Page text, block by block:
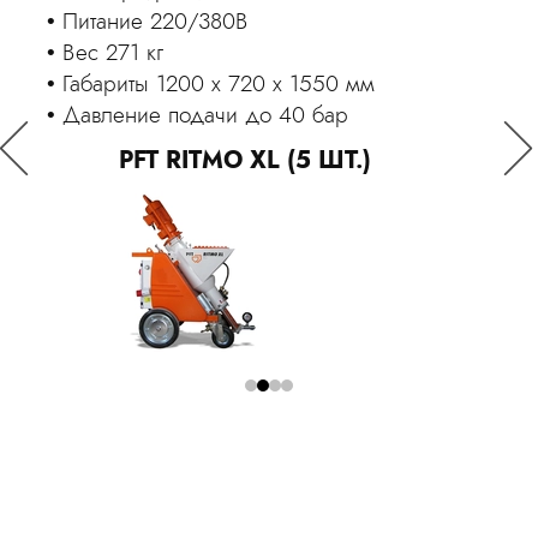
Оставить заявку
Я принимаю
Согласие
персональных данных.
Питание 220/380В
Вес 271 кг
Габариты 1200 x 720 x 1550 мм
Давление подачи до 40 бар
PFT RITMO XL (5 ШТ.)